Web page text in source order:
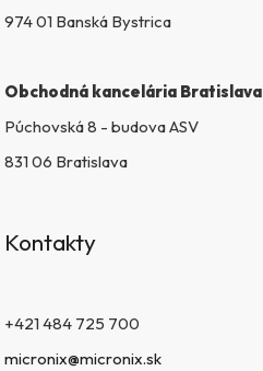
974 01 Banská Bystrica
Obchodná kancelária Bratislava
Púchovská 8 - budova ASV
831 06 Bratislava
Kontakty
+421 484 725 700
micronix@micronix.sk